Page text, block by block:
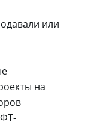
или
на